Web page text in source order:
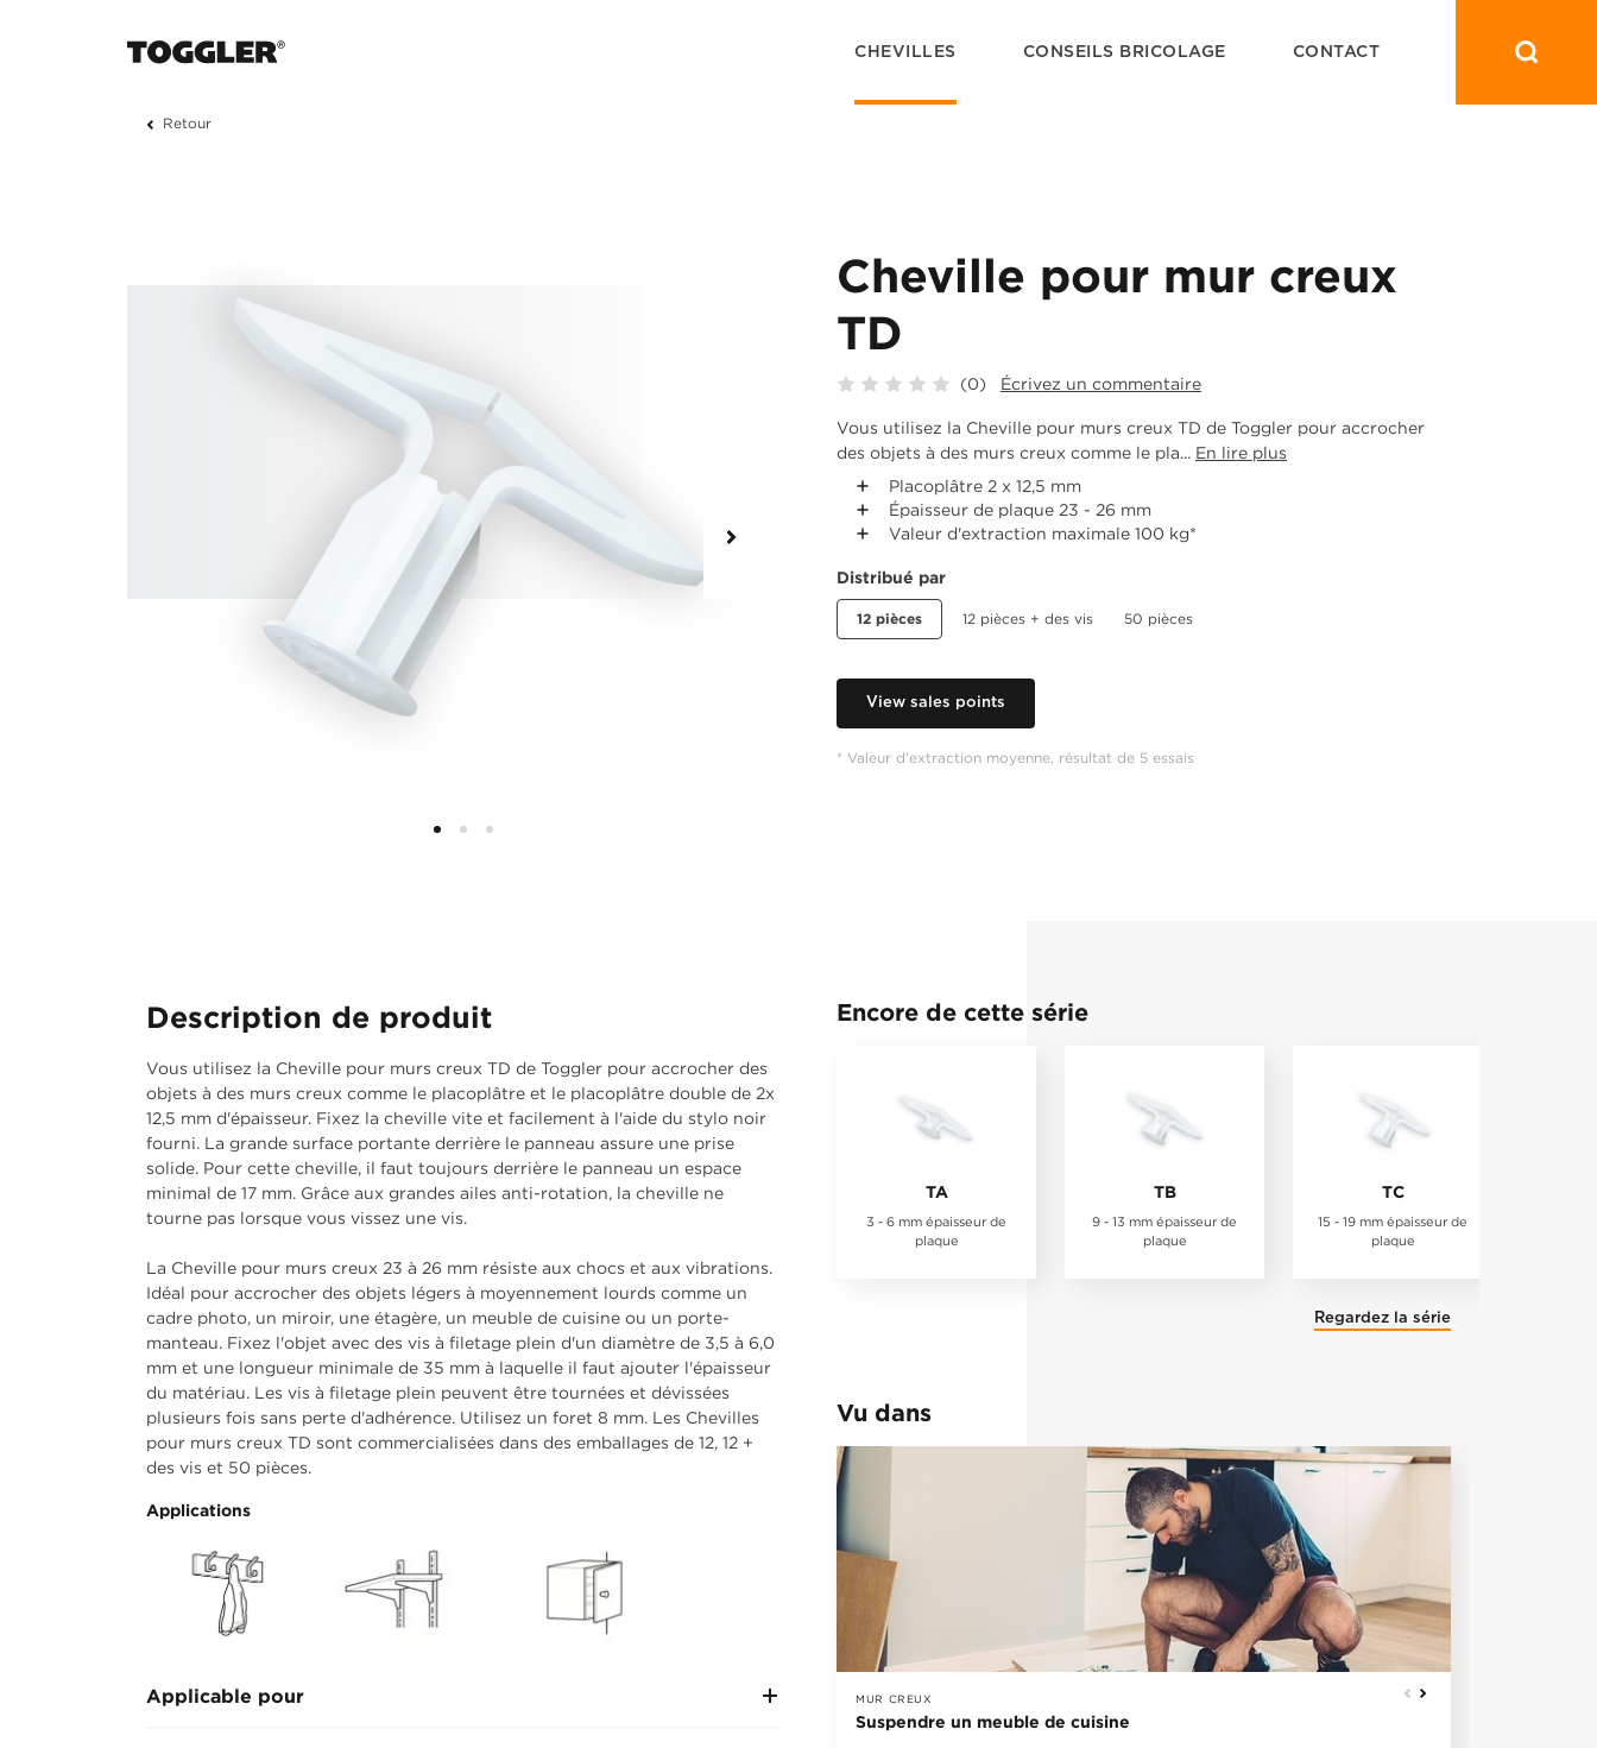
CHEVILLES CONSEILS BRICOLAGE CONTACT
Retour
Cheville pour mur creux
TD
(0) Écrivez un commentaire
Vous utilisez la Cheville pour murs creux TD de Toggler pour accrocher
des objets à des murs creux comme le pla... En lire plus
Placoplâtre 2 x 12,5 mm
Épaisseur de plaque 23 - 26 mm
Valeur d'extraction maximale 100 kg*
Distribué par
12 pièces 12 pièces + des vis 50 pièces
View sales points
* Valeur d'extraction moyenne, résultat de 5 essais
Description de produit
Vous utilisez la Cheville pour murs creux TD de Toggler pour accrocher des
objets à des murs creux comme le placoplâtre et le placoplâtre double de 2x
12,5 mm d'épaisseur. Fixez la cheville vite et facilement à l'aide du stylo noir
fourni. La grande surface portante derrière le panneau assure une prise
solide. Pour cette cheville, il faut toujours derrière le panneau un espace
minimal de 17 mm. Grâce aux grandes ailes anti-rotation, la cheville ne
tourne pas lorsque vous vissez une vis.
La Cheville pour murs creux 23 à 26 mm résiste aux chocs et aux vibrations.
Idéal pour accrocher des objets légers à moyennement lourds comme un
cadre photo, un miroir, une étagère, un meuble de cuisine ou un porte-
manteau. Fixez l'objet avec des vis à filetage plein d'un diamètre de 3,5 à 6,0
mm et une longueur minimale de 35 mm à laquelle il faut ajouter l'épaisseur
du matériau. Les vis à filetage plein peuvent être tournées et dévissées
plusieurs fois sans perte d'adhérence. Utilisez un foret 8 mm. Les Chevilles
pour murs creux TD sont commercialisées dans des emballages de 12, 12 +
des vis et 50 pièces.
Applications
Applicable pour
Encore de cette série
TA
3 - 6 mm épaisseur de
plaque
TB
9 - 13 mm épaisseur de
plaque
TC
15 - 19 mm épaisseur de
plaque
Regardez la série
Vu dans
MUR CREUX
Suspendre un meuble de cuisine